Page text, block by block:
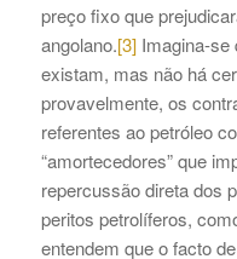
preço fixo que
angolano.[3]Imagina-se
existam, mas não há
provavelmente, os
referentes ao petróleo
“amortecedores” que
repercussão direta dos
peritos petrolíferos,
entendem que o facto